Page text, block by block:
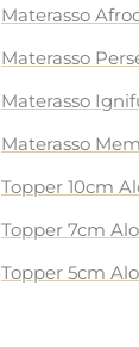
Materasso
Materasso
Materasso
Materasso
Topper 10cm
Topper 7cm
Topper 5cm